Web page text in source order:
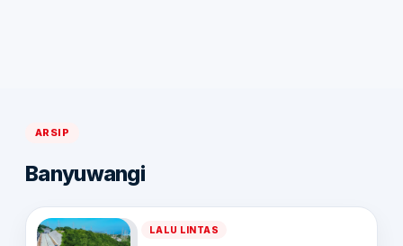
ARSIP
Banyuwangi
LALU LINTAS